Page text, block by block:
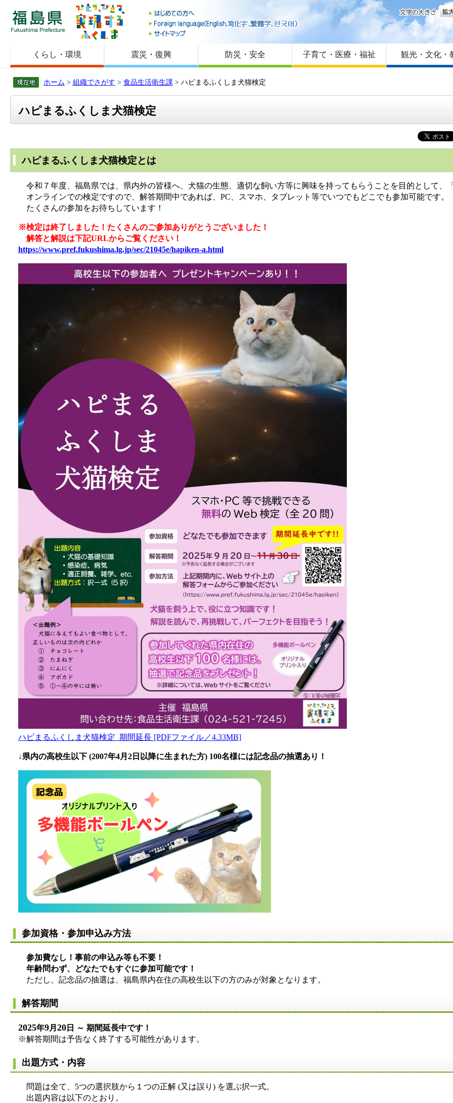
福島県
はじめての方へ
Foreign language
サイトマップ
文字
くらし・環境 震災・復興 防災・安全 子育て・医療・福祉 観光・文化・
ホーム > 組織でさがす > 食品生活衛生課 > ハピまるふくしま犬猫検定
ハピまるふくしま犬猫検定
ハピまるふくしま犬猫検定とは
令和７年度、福島県では、県内外の皆様へ、犬猫の生態、適切な飼い方等に興味を持ってもらうことを目的として、
オンラインでの検定ですので、解答期間中であれば、PC、スマホ、タブレット等でいつでもどこでも参加可能です。
たくさんの参加をお待ちしています！
※検定は終了しました！たくさんのご参加ありがとうございました！
解答と解説は下記URLからご覧ください！
https://www.pref.fukushima.lg.jp/sec/21045e/hapiken-a.html
ハピまるふくしま犬猫検定_期間延長 [PDFファイル／4.33MB]
↓県内の高校生以下 (2007年4月2日以降に生まれた方) 100名様には記念品の抽選あり！
参加資格・参加申込み方法
参加費なし！事前の申込み等も不要！
年齢問わず、どなたでもすぐに参加可能です！
ただし、記念品の抽選は、福島県内在住の高校生以下の方のみが対象となります。
解答期間
2025年9月 20 日 ～ 期間延長中です！
※解答期間は予告なく終了する可能性があります。
出題方式・内容
問題は全て、5つの選択肢から１つの正解 (又は誤り) を選ぶ択一式。
出題内容は以下のとおり。